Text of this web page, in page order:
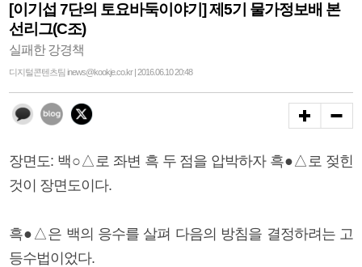
[이기섭 7단의 토요바둑이야기] 제5기 물가정보배 본
선리그(C조)
실패한 강경책
디지털콘텐츠팀 inews@kookje.co.kr | 2016.06.10 20:48
장면도: 백○△로 좌변 흑 두 점을 압박하자 흑●△로 젖힌
것이 장면도이다.
흑●△은 백의 응수를 살펴 다음의 방침을 결정하려는 고
등수법이었다.